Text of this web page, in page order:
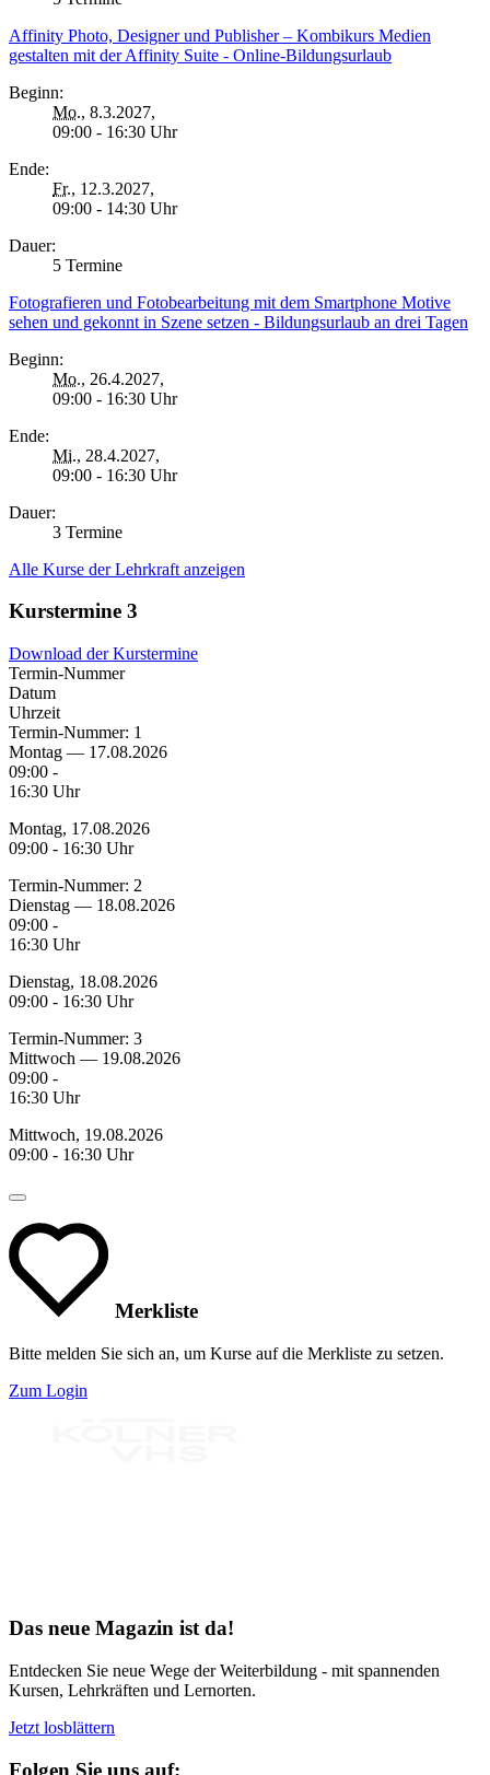
Affinity Photo, Designer und Publisher – Kombikurs Medien
gestalten mit der Affinity Suite - Online-Bildungsurlaub
Beginn:
Mo., 8.3.2027,
09:00 - 16:30 Uhr
Ende:
Fr., 12.3.2027,
09:00 - 14:30 Uhr
Dauer:
5 Termine
Fotografieren und Fotobearbeitung mit dem Smartphone Motive
sehen und gekonnt in Szene setzen - Bildungsurlaub an drei Tagen
Beginn:
Mo., 26.4.2027,
09:00 - 16:30 Uhr
Ende:
Mi., 28.4.2027,
09:00 - 16:30 Uhr
Dauer:
3 Termine
Alle Kurse der Lehrkraft anzeigen
Kurstermine 3
Download der Kurstermine
Termin-Nummer
Datum
Uhrzeit
Termin-Nummer: 1
Montag — 17.08.2026
09:00 -
16:30 Uhr
Montag, 17.08.2026
09:00 - 16:30 Uhr
Termin-Nummer: 2
Dienstag — 18.08.2026
09:00 -
16:30 Uhr
Dienstag, 18.08.2026
09:00 - 16:30 Uhr
Termin-Nummer: 3
Mittwoch — 19.08.2026
09:00 -
16:30 Uhr
Mittwoch, 19.08.2026
09:00 - 16:30 Uhr
Merkliste
Bitte melden Sie sich an, um Kurse auf die Merkliste zu setzen.
Zum Login
Das neue Magazin ist da!
Entdecken Sie neue Wege der Weiterbildung - mit spannenden
Kursen, Lehrkräften und Lernorten.
Jetzt losblättern
Folgen Sie uns auf: